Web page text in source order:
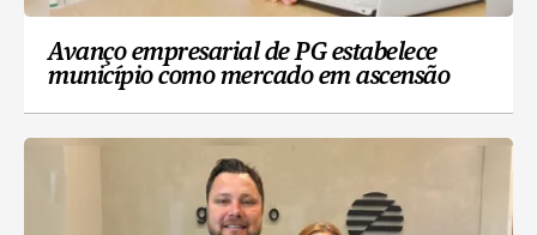
Avanço empresarial de PG estabelece
município como mercado em ascensão